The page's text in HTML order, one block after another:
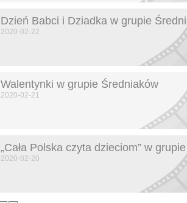
Dzień Babci i Dziadka w grupie
2020-02-22
Walentynki w grupie Średniaków
2020-02-21
„Cała Polska czyta dzieciom” w
2020-02-20